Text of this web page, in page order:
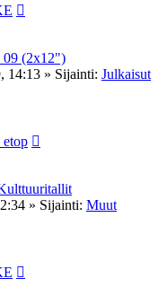
09 (2x12")
14:13 » Sijainti: Julkaisut
» Sijainti: Muut